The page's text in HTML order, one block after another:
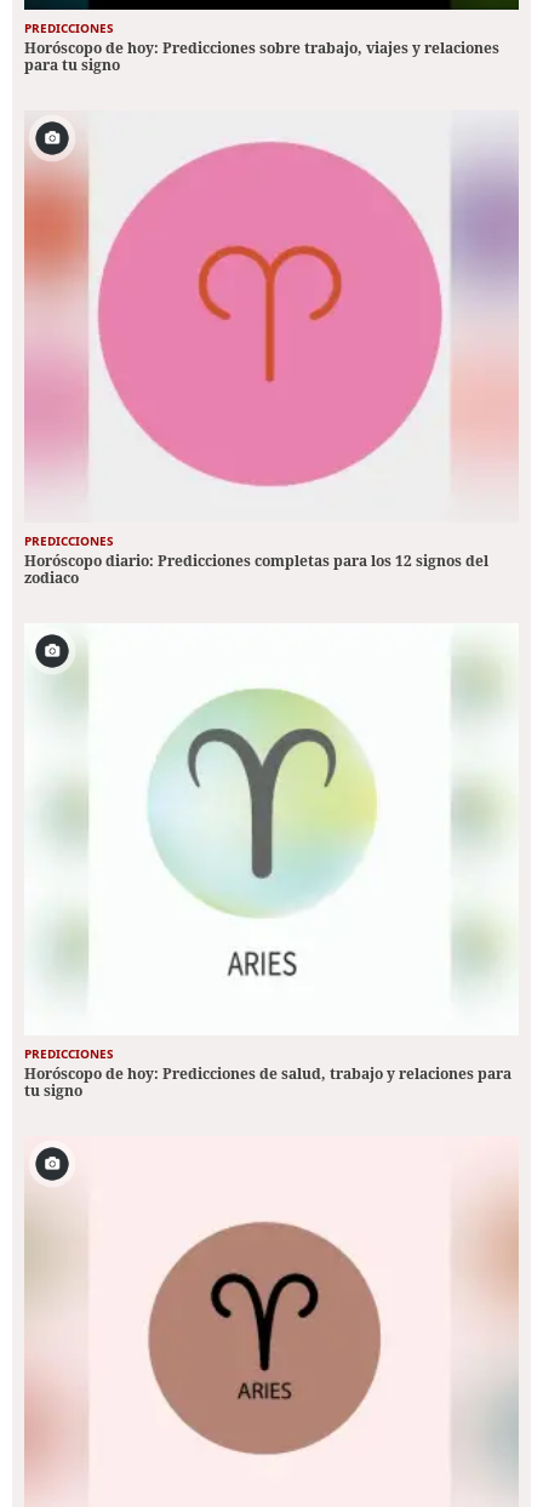
PREDICCIONES
Horóscopo de hoy: Predicciones sobre trabajo, viajes y relaciones
para tu signo
PREDICCIONES
Horóscopo diario: Predicciones completas para los 12 signos del
zodiaco
PREDICCIONES
Horóscopo de hoy: Predicciones de salud, trabajo y relaciones para
tu signo